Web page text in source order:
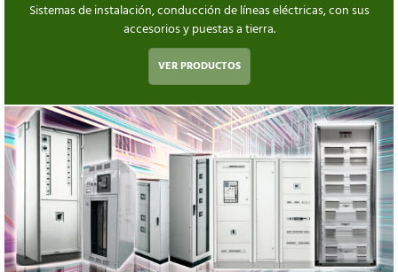
Sistemas de instalación, conducción de líneas eléctricas, con sus
accesorios y puestas a tierra.
VER PRODUCTOS